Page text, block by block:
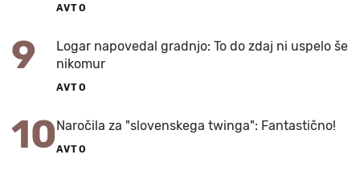
AVTO
9
Logar napovedal gradnjo: To do zdaj ni uspelo še
nikomur
AVTO
10 Naročila za "slovenskega twinga": Fantastično!
AVTO